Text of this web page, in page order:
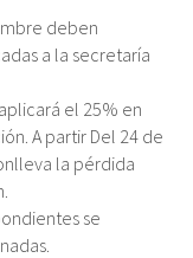
deben
a la secretaría
el 25% en
A partir Del 24 de
la pérdida
se